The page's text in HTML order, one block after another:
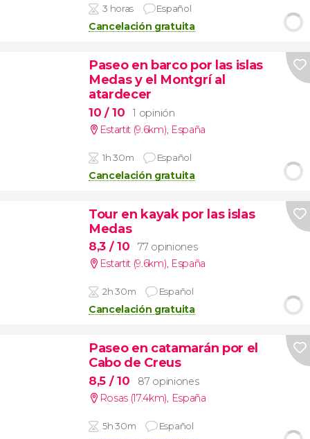
3 horas Español
Cancelación gratuita
Paseo en barco por las islas
Medas y el Montgrí al
atardecer
10 / 10
1 opinión
Estartit (9.6km), España
1h 30m Español
Cancelación gratuita
Tour en kayak por las islas
Medas
8,3 / 10
77 opiniones
Estartit (9.6km), España
2h 30m Español
Cancelación gratuita
Paseo en catamarán por el
Cabo de Creus
8,5 / 10
87 opiniones
Rosas (17.4km), España
5h 30m Español